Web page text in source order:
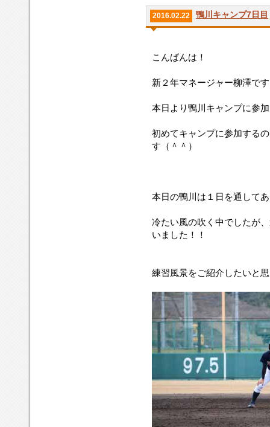
2016.02.22 鴨川キャンプ7日目
こんばんは！
新２年マネージャー柳澤で
本日より鴨川キャンプに参
初めてキャンプに参加する
す（＾＾）
本日の鴨川は１日を通して
冷たい風の吹く中でしたが
いました！！
練習風景をご紹介したいと